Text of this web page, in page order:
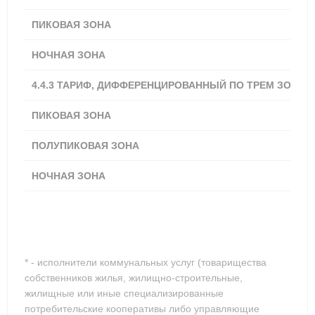
ПИКОВАЯ ЗОНА
НОЧНАЯ ЗОНА
4.4.3 ТАРИФ, ДИФФЕРЕНЦИРОВАННЫЙ ПО ТРЕМ ЗОНАМ
ПИКОВАЯ ЗОНА
ПОЛУПИКОВАЯ ЗОНА
НОЧНАЯ ЗОНА
* - исполнители коммунальных услуг (товарищества
собственников жилья, жилищно-строительные,
жилищные или иные специализированные
потребительские кооперативы либо управляющие